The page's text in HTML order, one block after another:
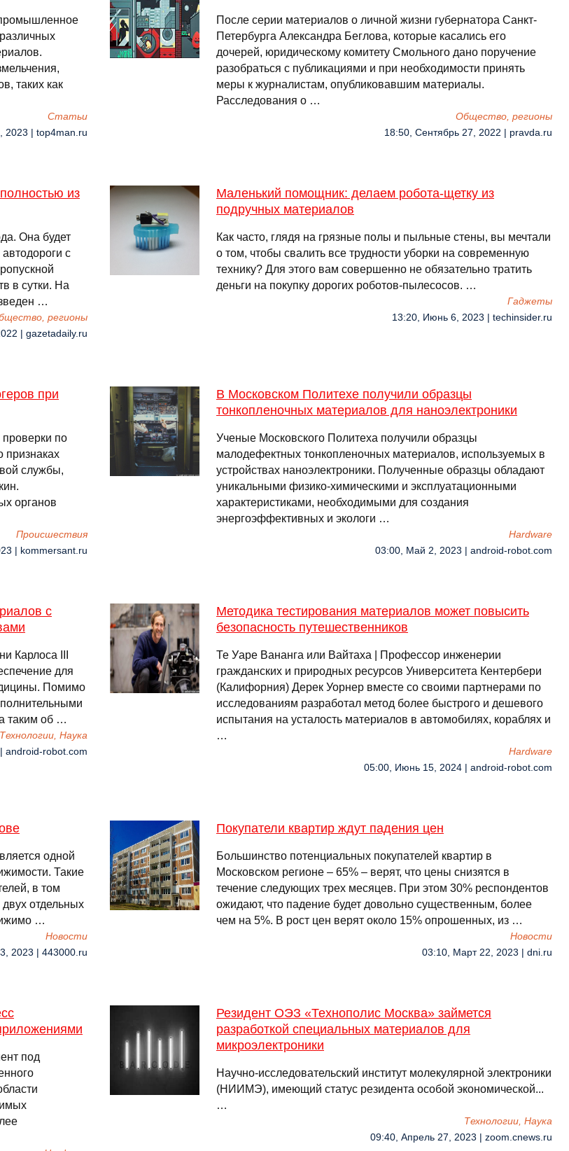
таких как
Cтатьи
2023 | top4man.ru
После серии материалов о личной жизни губернатора Санкт-
Петербурга Александра Беглова, которые касались его
дочерей, юридическому комитету Смольного дано поручение
разобраться с публикациями и при необходимости принять
меры к журналистам, опубликовавшим материалы.
Расследования о …
Общество, регионы
18:50, Сентябрь 27, 2022 | pravda.ru
из
Она будет
с
в сутки. На
…
регионы
| gazetadaily.ru
Маленький помощник: делаем робота-щетку из
подручных материалов
Как часто, глядя на грязные полы и пыльные стены, вы мечтали
о том, чтобы свалить все трудности уборки на современную
технику? Для этого вам совершенно не обязательно тратить
деньги на покупку дорогих роботов-пылесосов. …
Гаджеты
13:20, Июнь 6, 2023 | techinsider.ru
при
по
признаках
службы,
органов
Происшествия
| kommersant.ru
В Московском Политехе получили образцы
тонкопленочных материалов для наноэлектроники
Ученые Московского Политеха получили образцы
малодефектных тонкопленочных материалов, используемых в
устройствах наноэлектроники. Полученные образцы обладают
уникальными физико-химическими и эксплуатационными
характеристиками, необходимыми для создания
энергоэффективных и экологи …
Hardware
03:00, Май 2, 2023 | android-robot.com
с
Карлоса III
для
Помимо
таким об …
Технологии, Наука
android-robot.com
Методика тестирования материалов может повысить
безопасность путешественников
Те Уаре Вананга или Вайтаха | Профессор инженерии
гражданских и природных ресурсов Университета Кентербери
(Калифорния) Дерек Уорнер вместе со своими партнерами по
исследованиям разработал метод более быстрого и дешевого
испытания на усталость материалов в автомобилях, кораблях и
…
Hardware
05:00, Июнь 15, 2024 | android-robot.com
одной
Такие
в том
отдельных
…
Новости
2023 | 443000.ru
Покупатели квартир ждут падения цен
Большинство потенциальных покупателей квартир в
Московском регионе – 65% – верят, что цены снизятся в
течение следующих трех месяцев. При этом 30% респондентов
ожидают, что падение будет довольно существенным, более
чем на 5%. В рост цен верят около 15% опрошенных, из …
Новости
03:10, Март 22, 2023 | dni.ru
под
Резидент ОЭЗ «Технополис Москва» займется
разработкой специальных материалов для
микроэлектроники
Научно-исследовательский институт молекулярной электроники
(НИИМЭ), имеющий статус резидента особой экономической...
…
Технологии, Наука
09:40, Апрель 27, 2023 | zoom.cnews.ru